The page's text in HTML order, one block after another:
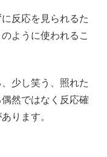
反応を見られるた
ように使われるこ
少し笑う、照れた
然ではなく反応確
ります。